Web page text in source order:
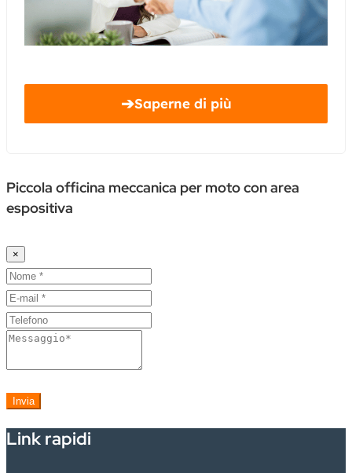
➔Saperne di più
Piccola officina meccanica per moto con area
espositiva
×
Invia
Link rapidi